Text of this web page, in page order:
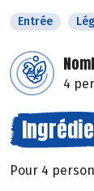
Entrée
4
Pour 4